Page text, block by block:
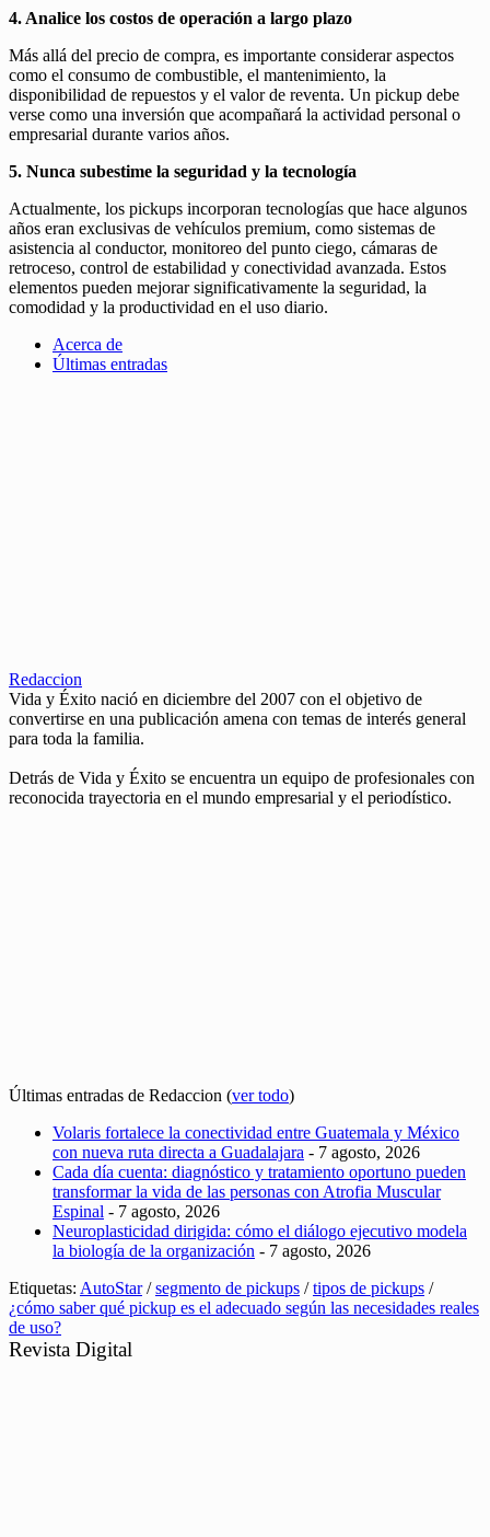
4. Analice los costos de operación a largo plazo
Más allá del precio de compra, es importante considerar aspectos
como el consumo de combustible, el mantenimiento, la
disponibilidad de repuestos y el valor de reventa. Un pickup debe
verse como una inversión que acompañará la actividad personal o
empresarial durante varios años.
5. Nunca subestime la seguridad y la tecnología
Actualmente, los pickups incorporan tecnologías que hace algunos
años eran exclusivas de vehículos premium, como sistemas de
asistencia al conductor, monitoreo del punto ciego, cámaras de
retroceso, control de estabilidad y conectividad avanzada. Estos
elementos pueden mejorar significativamente la seguridad, la
comodidad y la productividad en el uso diario.
Acerca de
Últimas entradas
Redaccion
Vida y Éxito nació en diciembre del 2007 con el objetivo de
convertirse en una publicación amena con temas de interés general
para toda la familia.
Detrás de Vida y Éxito se encuentra un equipo de profesionales con
reconocida trayectoria en el mundo empresarial y el periodístico.
Últimas entradas de Redaccion (ver todo)
Volaris fortalece la conectividad entre Guatemala y México
con nueva ruta directa a Guadalajara - 7 agosto, 2026
Cada día cuenta: diagnóstico y tratamiento oportuno pueden
transformar la vida de las personas con Atrofia Muscular
Espinal - 7 agosto, 2026
Neuroplasticidad dirigida: cómo el diálogo ejecutivo modela
la biología de la organización - 7 agosto, 2026
Etiquetas: AutoStar/segmento de pickups /tipos de pickups /
¿cómo saber qué pickup es el adecuado según las necesidades reales
de uso?
Revista Digital